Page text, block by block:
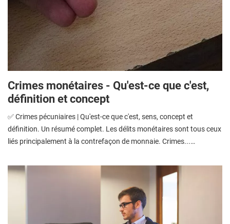
Crimes monétaires - Qu'est-ce que c'est,
définition et concept
✅ Crimes pécuniaires | Qu'est-ce que c'est, sens, concept et
définition. Un résumé complet. Les délits monétaires sont tous ceux
liés principalement à la contrefaçon de monnaie. Crimes...…